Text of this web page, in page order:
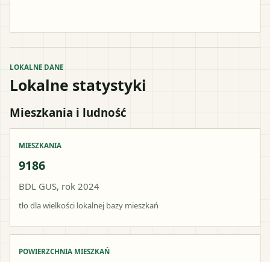
LOKALNE DANE
Lokalne statystyki
Mieszkania i ludność
MIESZKANIA
9186
BDL GUS, rok 2024
tło dla wielkości lokalnej bazy mieszkań
POWIERZCHNIA MIESZKAŃ